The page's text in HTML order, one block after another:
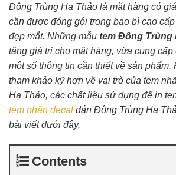
Đông Trùng Hạ Thảo là mặt hàng có
cần được đóng gói trong bao bì cao
đẹp mắt. Những mẫu tem Đông Trùng
tăng giá trị cho mặt hàng, vừa cung
một số thông tin cần thiết về sản phẩm.
tham khảo kỹ hơn về vai trò của tem
Hạ Thảo, các chất liệu sử dụng để in
tem nhãn decal dán Đông Trùng Hạ
bài viết dưới đây.
Contents